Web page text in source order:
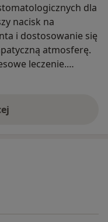
dla
nacisk na
i dostosowanie się
atmosferę.
leczenie.
Wrocławia -
Oferujemy
i dzieci.
Używamy wysokiej